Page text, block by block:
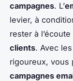
campagnes. L’
levier, à
rester à
clients. Avec
rigoureux, vous
campagnes